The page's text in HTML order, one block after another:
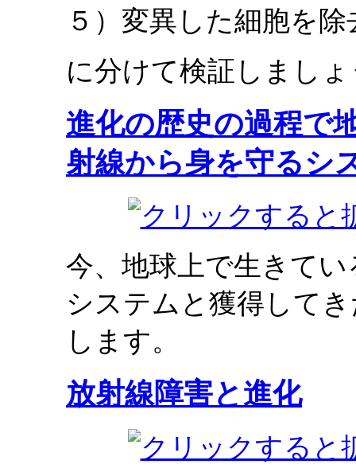
５）変異した細胞を
に分けて検証しまし
進化の歴史の過程で
射線から身を守るシ
今、地球上で生きて
システムと獲得して
します。
放射線障害と進化